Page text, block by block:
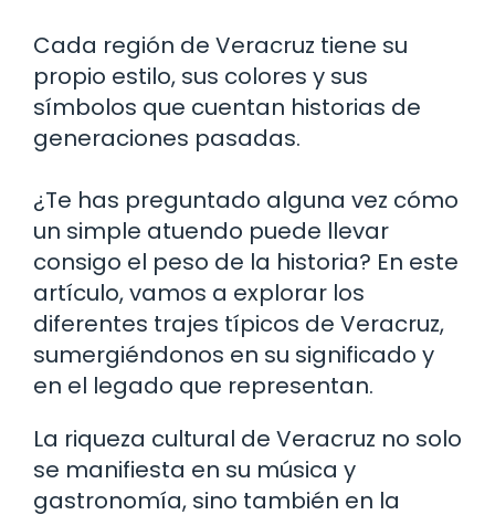
Cada región de Veracruz tiene su
propio estilo, sus colores y sus
símbolos que cuentan historias de
generaciones pasadas.
¿Te has preguntado alguna vez cómo
un simple atuendo puede llevar
consigo el peso de la historia? En este
artículo, vamos a explorar los
diferentes trajes típicos de Veracruz,
sumergiéndonos en su significado y
en el legado que representan.
La riqueza cultural de Veracruz no solo
se manifiesta en su música y
gastronomía, sino también en la